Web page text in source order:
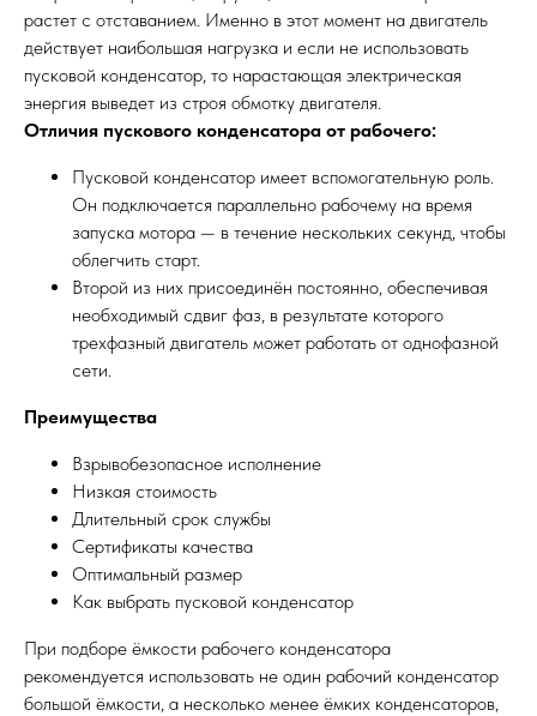
растет с отставанием. Именно в этот момент на двигатель
действует наибольшая нагрузка и если не использовать
пусковой конденсатор, то нарастающая электрическая
энергия выведет из строя обмотку двигателя.
Отличия пускового конденсатора от рабочего:
Пусковой конденсатор имеет вспомогательную роль.
Он подключается параллельно рабочему на время
запуска мотора — в течение нескольких секунд, чтобы
облегчить старт.
Второй из них присоединён постоянно, обеспечивая
необходимый сдвиг фаз, в результате которого
трехфазный двигатель может работать от однофазной
сети.
Преимущества
Взрывобезопасное исполнение
Низкая стоимость
Длительный срок службы
Сертификаты качества
Оптимальный размер
Как выбрать пусковой конденсатор
При подборе ёмкости рабочего конденсатора
рекомендуется использовать не один рабочий конденсатор
большой ёмкости, а несколько менее ёмких конденсаторов,